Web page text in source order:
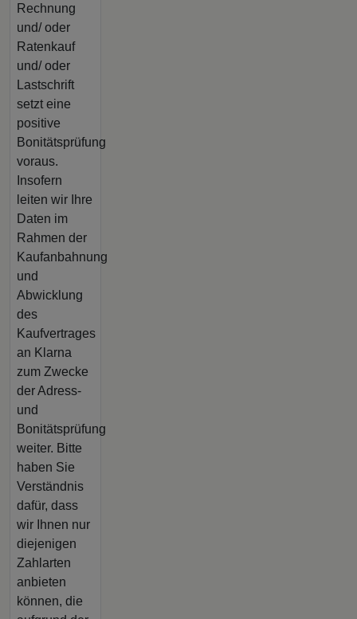
Rechnung
und/ oder
Ratenkauf
und/ oder
Lastschrift
setzt eine
positive
Bonitätsprüfung
voraus.
Insofern
leiten wir Ihre
Daten im
Rahmen der
Kaufanbahnung
und
Abwicklung
des
Kaufvertrages
an Klarna
zum Zwecke
der Adress-
und
Bonitätsprüfung
weiter. Bitte
haben Sie
Verständnis
dafür, dass
wir Ihnen nur
diejenigen
Zahlarten
anbieten
können, die